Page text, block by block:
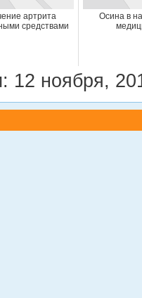
артрита
средствами
Осина в
12 ноября,